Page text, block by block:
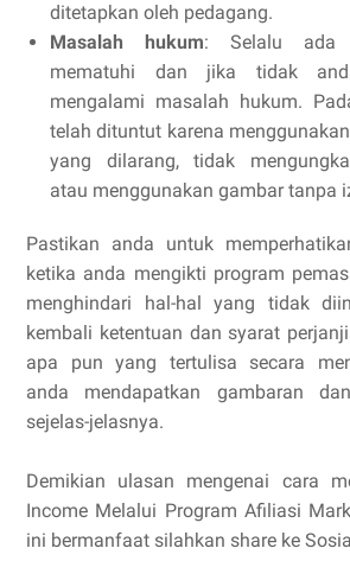
ditetapkan oleh pedagang.
Masalah hukum: Selalu ada
mematuhi dan jika tidak
mengalami masalah hukum.
telah dituntut karena
yang dilarang, tidak
atau menggunakan gambar tanpa
Pastikan anda untuk
ketika anda mengikti program
menghindari hal-hal yang tidak
kembali ketentuan dan syarat
apa pun yang tertulisa secara
anda mendapatkan gambaran
sejelas-jelasnya.
Demikian ulasan mengenai cara
Income Melalui Program Afiliasi
ini bermanfaat silahkan share ke